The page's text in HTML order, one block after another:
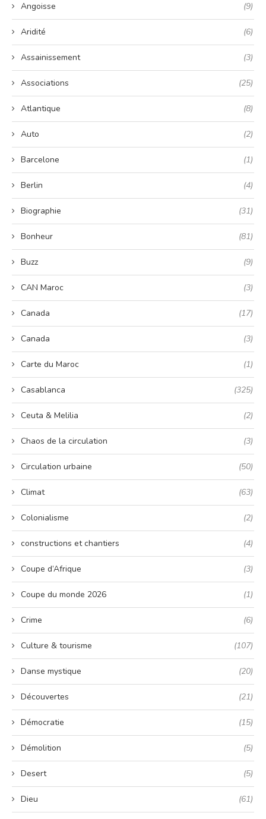
Angoisse (9)
Aridité (6)
Assainissement (3)
Associations (25)
Atlantique (8)
Auto (2)
Barcelone (1)
Berlin (4)
Biographie (31)
Bonheur (81)
Buzz (9)
CAN Maroc (3)
Canada (17)
Canada (3)
Carte du Maroc (1)
Casablanca (325)
Ceuta & Melilia (2)
Chaos de la circulation (3)
Circulation urbaine (50)
Climat (63)
Colonialisme (2)
constructions et chantiers (4)
Coupe d’Afrique (3)
Coupe du monde 2026 (1)
Crime (6)
Culture & tourisme (107)
Danse mystique (20)
Découvertes (21)
Démocratie (15)
Démolition (5)
Desert (5)
Dieu (61)